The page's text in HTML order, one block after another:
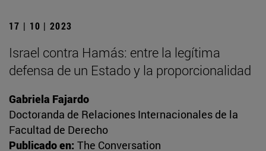
17 | 10 | 2023
Israel contra Hamás: entre la legítima
defensa de un Estado y la proporcionalidad
Gabriela Fajardo
Doctoranda de Relaciones Internacionales de la
Facultad de Derecho
Publicado en: The Conversation